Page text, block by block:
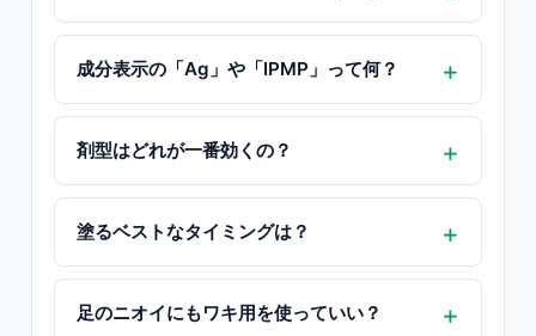
成分表示の「Ag」や「IPMP」って何？
剤型はどれが一番効くの？
塗るベストなタイミングは？
足のニオイにもワキ用を使っていい？